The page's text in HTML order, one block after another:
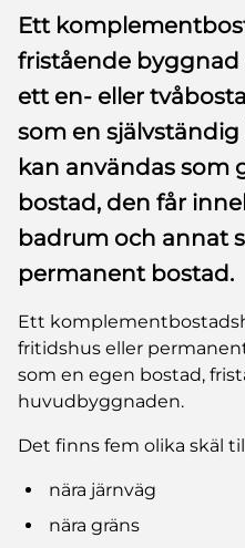
Ett
fristående
ett en- eller
som en
kan användas som
bostad, den får
badrum och annat
permanent bostad.
Ett
fritidshus eller
som en egen bostad,
huvudbyggnaden.
Det finns fem olika skäl
nära järnväg
nära gräns